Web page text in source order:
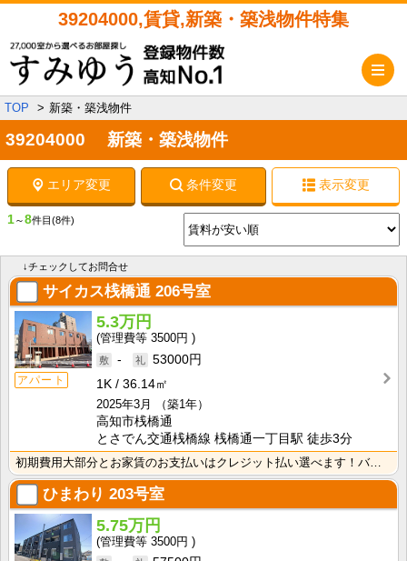
39204000,賃貸,新築・築浅物件特集
TOP 新築・築浅物件
39204000 新築・築浅物件
エリア変更 条件変更 表示変更
1～8件目 (8件)
↓チェックしてお問合せ
サイカス桟橋通 206号室
アパート
5.3万円
3500円
-
53000円
1K
36.14㎡
2025年3月
（築1年）
高知市桟橋通
とさでん交通桟橋線 桟橋通一丁目駅 徒歩3分
初期費用大部分とお家賃のお支払いはクレジット払い選べます！バス・トイレ別なので、ゆったり湯船に浸かれ･･･
ひまわり 203号室
5.75万円
3500円